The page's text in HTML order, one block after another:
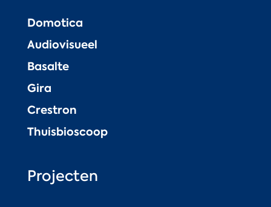
Domotica
Audiovisueel
Basalte
Gira
Crestron
Thuisbioscoop
Projecten